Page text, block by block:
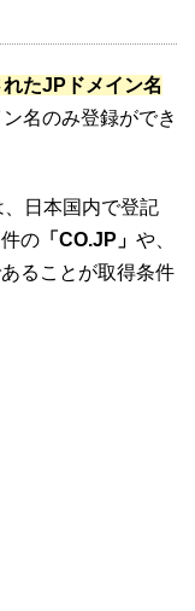
たJPドメイン名
名のみ登録ができ
日本国内で登記
の 「CO.JP」 や、
ることが取得条件